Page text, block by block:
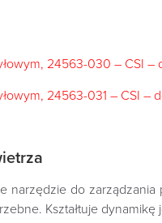
24563-030 – CSI –
24563-031 – CSI –
narzędzie do
Kształtuje